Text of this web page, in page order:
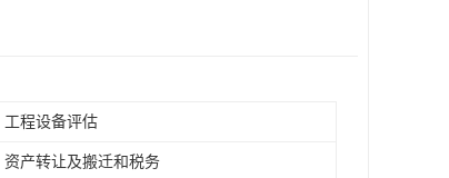
工程设备评估
资产转让及搬迁和税务